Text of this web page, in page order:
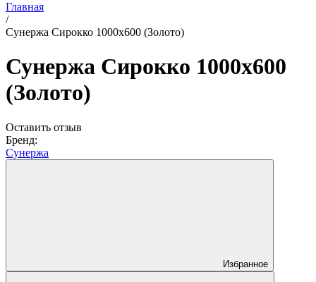
Главная
/
Сунержа Сирокко 1000х600 (Золото)
Сунержа Сирокко 1000х600
(Золото)
Оставить отзыв
Бренд:
Сунержа
Избранное